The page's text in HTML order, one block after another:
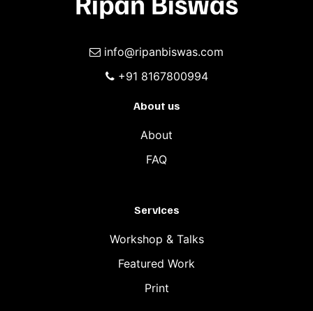
info@ripanbiswas.com
+91 8167800994
About us
About
FAQ
Services
Workshop & Talks
Featured Work
Print